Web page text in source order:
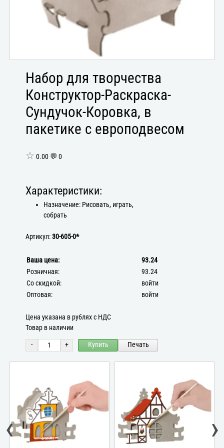
Набор для творчества
Конструктор-Раскраска-
Сундучок-Коровка, в
пакетике с европодвесом
☆ 0.00 💬 0
Характеристики:
Назначение: Рисовать, играть,
собрать
Артикул:30-605-0*
Ваша цена:
93.24
Розничная:
93.24
Со скидкой:
войти
Оптовая:
войти
Цена указана в рублях с НДС
Товар в наличии
- + Купить Печать
‹ ›